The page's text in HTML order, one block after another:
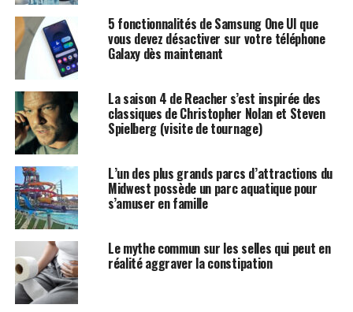
5 fonctionnalités de Samsung One UI que
vous devez désactiver sur votre téléphone
Galaxy dès maintenant
La saison 4 de Reacher s’est inspirée des
classiques de Christopher Nolan et Steven
Spielberg (visite de tournage)
L’un des plus grands parcs d’attractions du
Midwest possède un parc aquatique pour
s’amuser en famille
Le mythe commun sur les selles qui peut en
réalité aggraver la constipation